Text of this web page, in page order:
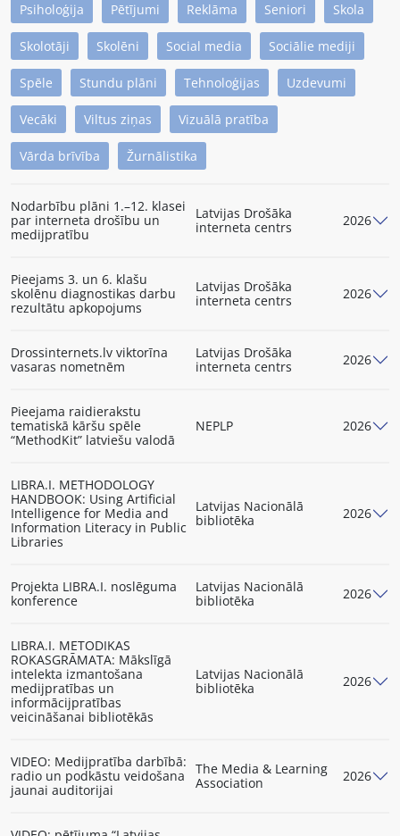
Psiholoģija Pētījumi Reklāma Seniori Skola
Skolotāji Skolēni Social media Sociālie mediji
Spēle Stundu plāni Tehnoloģijas Uzdevumi
Vecāki Viltus ziņas Vizuālā pratība
Vārda brīvība Žurnālistika
Nodarbību plāni 1.–12. klasei
par interneta drošību un
medijpratību
Latvijas Drošāka
interneta centrs
2026
Pieejams 3. un 6. klašu
skolēnu diagnostikas darbu
rezultātu apkopojums
Latvijas Drošāka
interneta centrs
2026
Drossinternets.lv viktorīna
vasaras nometnēm
Latvijas Drošāka
interneta centrs
2026
Pieejama raidierakstu
tematiskā kāršu spēle
“MethodKit” latviešu valodā
NEPLP 2026
LIBRA.I. METHODOLOGY
HANDBOOK: Using Artificial
Intelligence for Media and
Information Literacy in Public
Libraries
Latvijas Nacionālā
bibliotēka
2026
Projekta LIBRA.I. noslēguma
konference
Latvijas Nacionālā
bibliotēka
2026
LIBRA.I. METODIKAS
ROKASGRĀMATA: Mākslīgā
intelekta izmantošana
medijpratības un
informācijpratības
veicināšanai bibliotēkās
Latvijas Nacionālā
bibliotēka
2026
VIDEO: Medijpratība darbībā:
radio un podkāstu veidošana
jaunai auditorijai
The Media & Learning
Association
2026